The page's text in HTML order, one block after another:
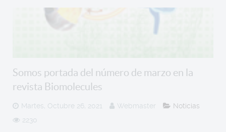
Somos portada del número de marzo en la
revista Biomolecules
Martes, Octubre 26, 2021 Webmaster
Noticias
2230